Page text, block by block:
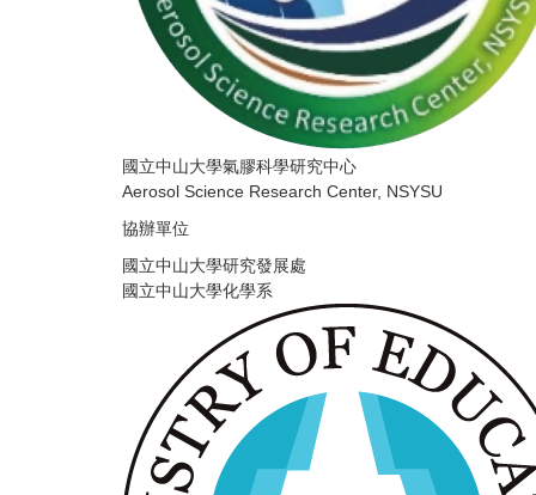
國立中山大學氣膠科學研究中心
Aerosol Science Research Center, NSYSU
協辦單位
國立中山大學研究發展處
國立中山大學化學系